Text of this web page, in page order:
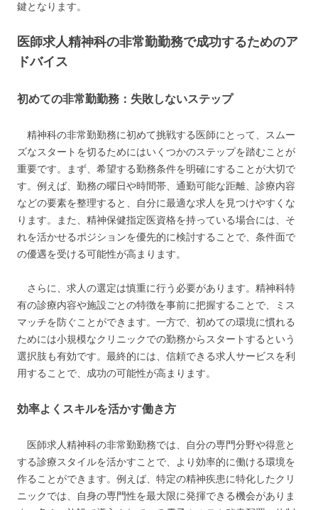
鍵となります。
医師求人精神科の非常勤勤務で成功するためのア
ドバイス
初めての非常勤勤務：失敗しないステップ
精神科の非常勤勤務に初めて挑戦する医師にとって、スムー
ズなスタートを切るためにはいくつかのステップを踏むことが
重要です。まず、希望する勤務条件を明確にすることが大切で
す。例えば、勤務の曜日や時間帯、通勤可能な距離、診療内容
などの要素を整理すると、自分に最適な求人を見つけやすくな
ります。また、精神保健指定医資格を持っている場合には、そ
れを活かせるポジションを優先的に検討することで、条件面で
の優遇を受ける可能性が高まります。
さらに、求人の選定は慎重に行う必要があります。精神科特
有の診療内容や施設ごとの特徴を事前に把握することで、ミス
マッチを防ぐことができます。一方で、初めての環境に慣れる
ためには小規模なクリニックでの勤務からスタートするという
選択肢も有効です。最終的には、信頼できる求人サービスを利
用することで、成功の可能性が高まります。
効率よくスキルを活かす働き方
医師求人精神科の非常勤勤務では、自分の専門分野や得意と
する診療スタイルを活かすことで、より効率的に働ける環境を
作ることができます。例えば、特定の精神疾患に特化したクリ
ニックでは、自身の専門性を最大限に発揮できる機会がありま